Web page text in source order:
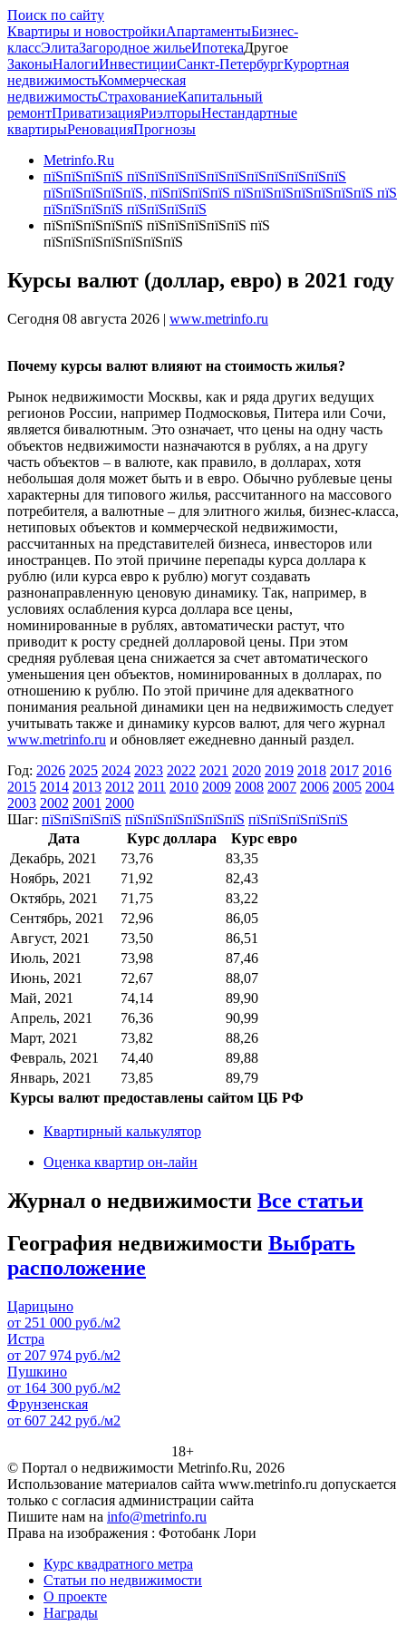
Поиск по сайту
Квартиры и новостройкиАпартаментыБизнес-
классЭлитаЗагородное жильеИпотекаДругое
ЗаконыНалогиИнвестицииСанкт-ПетербургКурортная
недвижимостьКоммерческая
недвижимостьСтрахованиеКапитальный
ремонтПриватизацияРиэлторыНестандартные
квартирыРеновацияПрогнозы
Metrinfo.Ru
пїЅпїЅпїЅпїЅ пїЅпїЅпїЅпїЅпїЅпїЅпїЅпїЅпїЅпїЅпїЅ
пїЅпїЅпїЅпїЅпїЅ, пїЅпїЅпїЅпїЅ пїЅпїЅпїЅпїЅпїЅпїЅпїЅ пїЅ
пїЅпїЅпїЅпїЅ пїЅпїЅпїЅпїЅ
пїЅпїЅпїЅпїЅпїЅ пїЅпїЅпїЅпїЅпїЅ пїЅ
пїЅпїЅпїЅпїЅпїЅпїЅпїЅ
Курсы валют (доллар, евро) в 2021 году
Сегодня 08 августа 2026 | www.metrinfo.ru
Почему курсы валют влияют на стоимость жилья?
Рынок недвижимости Москвы, как и ряда других ведущих
регионов России, например Подмосковья, Питера или Сочи,
является бивалютным. Это означает, что цены на одну часть
объектов недвижимости назначаются в рублях, а на другу
часть объектов – в валюте, как правило, в долларах, хотя
небольшая доля может быть и в евро. Обычно рублевые цены
характерны для типового жилья, рассчитанного на массового
потребителя, а валютные – для элитного жилья, бизнес-класса,
нетиповых объектов и коммерческой недвижимости,
рассчитанных на представителей бизнеса, инвесторов или
иностранцев. По этой причине перепады курса доллара к
рублю (или курса евро к рублю) могут создавать
разнонаправленную ценовую динамику. Так, например, в
условиях ослабления курса доллара все цены,
номинированные в рублях, автоматически растут, что
приводит к росту средней долларовой цены. При этом
средняя рублевая цена снижается за счет автоматического
уменьшения цен объектов, номинированных в долларах, по
отношению к рублю. По этой причине для адекватного
понимания реальной динамики цен на недвижимость следует
учитывать также и динамику курсов валют, для чего журнал
www.metrinfo.ru и обновляет ежедневно данный раздел.
Год: 2026 2025 2024 2023 2022 2021 2020 2019 2018 2017 2016
2015 2014 2013 2012 2011 2010 2009 2008 2007 2006 2005 2004
2003 2002 2001 2000
Шаг: пїЅпїЅпїЅпїЅ пїЅпїЅпїЅпїЅпїЅпїЅ пїЅпїЅпїЅпїЅпїЅ
Дата
Курс доллара
Курс евро
Декабрь, 2021
73,76
83,35
Ноябрь, 2021
71,92
82,43
Октябрь, 2021
71,75
83,22
Сентябрь, 2021
72,96
86,05
Август, 2021
73,50
86,51
Июль, 2021
73,98
87,46
Июнь, 2021
72,67
88,07
Май, 2021
74,14
89,90
Апрель, 2021
76,36
90,99
Март, 2021
73,82
88,26
Февраль, 2021
74,40
89,88
Январь, 2021
73,85
89,79
Курсы валют предоставлены сайтом ЦБ РФ
Квартирный калькулятор
Оценка квартир он-лайн
Журнал о недвижимости Все статьи
География недвижимости Выбрать
расположение
Царицыно
от 251 000 руб./м2
Истра
от 207 974 руб./м2
Пушкино
от 164 300 руб./м2
Фрунзенская
от 607 242 руб./м2
18+
© Портал о недвижимости Metrinfo.Ru, 2026
Использование материалов сайта www.metrinfo.ru допускается
только с согласия администрации сайта
Пишите нам на info@metrinfo.ru
Права на изображения : Фотобанк Лори
Курс квадратного метра
Статьи по недвижимости
О проекте
Награды